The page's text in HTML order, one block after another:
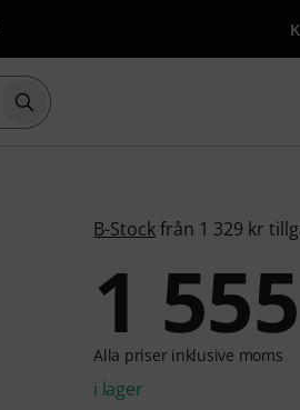
Börja sökningen med söktermen
B-Stockfrån 1 329 kr
1 555
Alla priser inklusive moms
i lager